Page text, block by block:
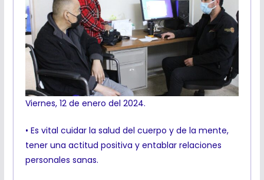
Viernes, 12 de enero del 2024.
• Es vital cuidar la salud del cuerpo y de la mente,
tener una actitud positiva y entablar relaciones
personales sanas.